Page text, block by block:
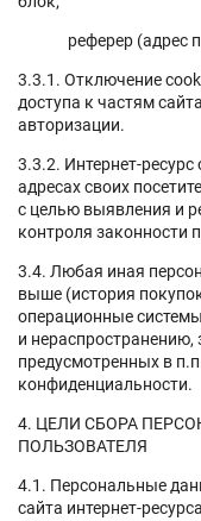
реферер (адрес
3.3.1. Отключение
доступа к частям
авторизации.
3.3.2. Интернет-ресурс
адресах своих
с целью выявления и
контроля законности
3.4. Любая иная
выше (история
операционные
и нераспространению,
предусмотренных в
конфиденциальности.
4. ЦЕЛИ СБОРА
ПОЛЬЗОВАТЕЛЯ
4.1. Персональные
сайта интернет-